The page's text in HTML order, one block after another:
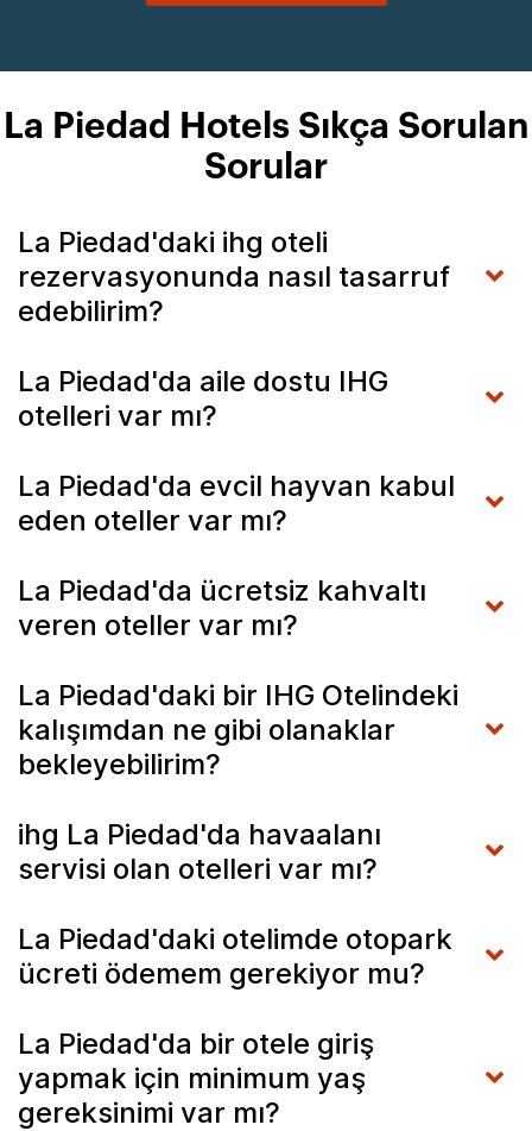
La Piedad Hotels Sıkça Sorulan
Sorular
La Piedad'daki ihg oteli
rezervasyonunda nasıl tasarruf
edebilirim?
La Piedad'da aile dostu IHG
otelleri var mı?
La Piedad'da evcil hayvan kabul
eden oteller var mı?
La Piedad'da ücretsiz kahvaltı
veren oteller var mı?
La Piedad'daki bir IHG Otelindeki
kalışımdan ne gibi olanaklar
bekleyebilirim?
ihg La Piedad'da havaalanı
servisi olan otelleri var mı?
La Piedad'daki otelimde otopark
ücreti ödemem gerekiyor mu?
La Piedad'da bir otele giriş
yapmak için minimum yaş
gereksinimi var mı?